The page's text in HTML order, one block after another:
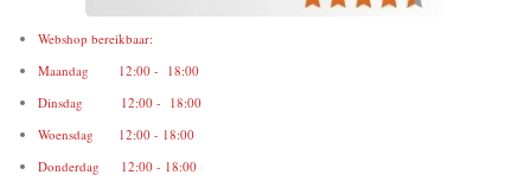
Webshop bereikbaar:
Maandag 12:00 - 18:00
Dinsdag 12:00 - 18:00
Woensdag 12:00 - 18:00
Donderdag 12:00 - 18:00